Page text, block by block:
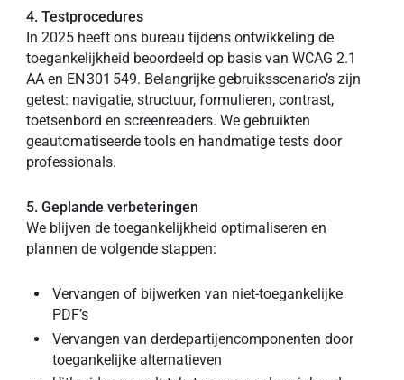
4. Testprocedures
In 2025 heeft ons bureau tijdens ontwikkeling de
toegankelijkheid beoordeeld op basis van WCAG 2.1
AA en EN 301 549. Belangrijke gebruiksscenario’s zijn
getest: navigatie, structuur, formulieren, contrast,
toetsenbord en screenreaders. We gebruikten
geautomatiseerde tools en handmatige tests door
professionals.
5. Geplande verbeteringen
We blijven de toegankelijkheid optimaliseren en
plannen de volgende stappen:
Vervangen of bijwerken van niet-toegankelijke
PDF’s
Vervangen van derdepartijencomponenten door
toegankelijke alternatieven